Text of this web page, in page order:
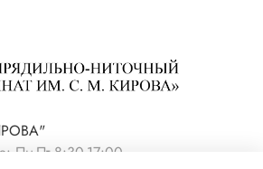
Пн-Пт 8:30-17:00